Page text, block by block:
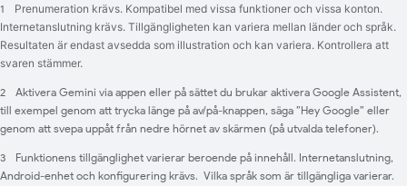
1
Prenumeration krävs. Kompatibel med vissa funktioner och vissa konton.
Internetanslutning krävs. Tillgängligheten kan variera mellan länder och språk.
Resultaten är endast avsedda som illustration och kan variera. Kontrollera att
svaren stämmer.
2
Aktivera Gemini via appen eller på sättet du brukar aktivera Google Assistent,
till exempel genom att trycka länge på av/på-knappen, säga ”Hey Google” eller
genom att svepa uppåt från nedre hörnet av skärmen (på utvalda telefoner).
3
Funktionens tillgänglighet varierar beroende på innehåll. Internetanslutning,
Android-enhet och konfigurering krävs. Vilka språk som är tillgängliga varierar.